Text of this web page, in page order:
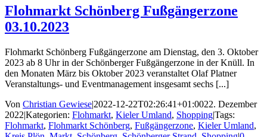
Flohmarkt Schönberg Fußgängerzone
03.10.2023
Flohmarkt Schönberg Fußgängerzone am Dienstag, den 3. Oktober
2023 ab 8 Uhr in der Schönberger Fußgängerzone in der Knüll. In
den Monaten März bis Oktober 2023 veranstaltet Olaf Platner
Veranstaltungs- und Eventmanagement insgesamt sechs [...]
Von Christian Gewiese|2022-12-22T02:26:41+01:0022. Dezember
2022|Kategorien: Flohmarkt, Kieler Umland, Shopping|Tags:
Flohmarkt, Flohmarkt Schönberg, Fußgängerzone, Kieler Umland,